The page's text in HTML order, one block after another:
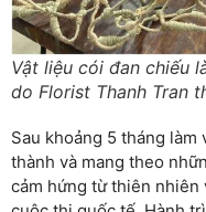
Vật liệu cói đan chiếu
do Florist Thanh Tran
Sau khoảng 5 tháng làm
thành và mang theo
cảm hứng từ thiên nhiên